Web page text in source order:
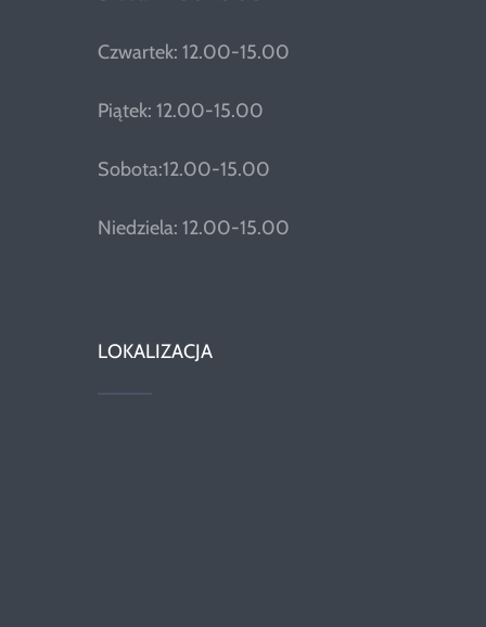
Czwartek: 12.00-15.00
Piątek: 12.00-15.00
Sobota:12.00-15.00
Niedziela: 12.00-15.00
LOKALIZACJA